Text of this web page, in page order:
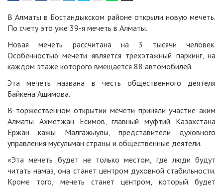
В Алматы в Бостандыкском районе открыли новую мечеть.
По счету это уже 39-я мечеть в Алматы.
Новая мечеть рассчитана на 3 тысячи человек.
Особенностью мечети является трехэтажный паркинг, на
каждом этаже которого вмещается 88 автомобилей.
Эта мечеть названа в честь общественного деятеля
Байкена Ашимова.
В торжественном открытии мечети приняли участие аким
Алматы Ахметжан Есимов, главный муфтий Казахстана
Ержан кажы Малгажыулы, представители духовного
управления мусульман страны и общественные деятели.
«Эта мечеть будет не только местом, где люди будут
читать намаз, она станет центром духовной стабильности.
Кроме того, мечеть станет центром, который будет